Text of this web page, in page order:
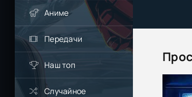
Аниме
Передачи
Наш топ
Случайное